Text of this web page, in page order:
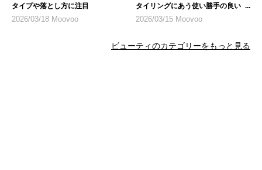
タイプや落とし方に注目
2026/03/18 Moovoo
タイリングにあう使い勝手の良いも
のを
2026/03/15 Moovoo
ビューティのカテゴリーをもっと見る